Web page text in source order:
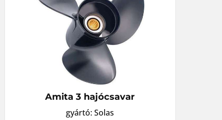
Amita 3 hajócsavar
gyártó: Solas